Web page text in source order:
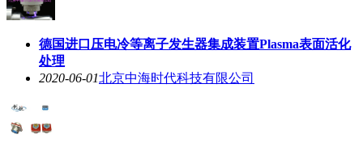
德国进口压电冷等离子发生器集成装置Plasma表面活化
处理
2020-06-01北京中海时代科技有限公司